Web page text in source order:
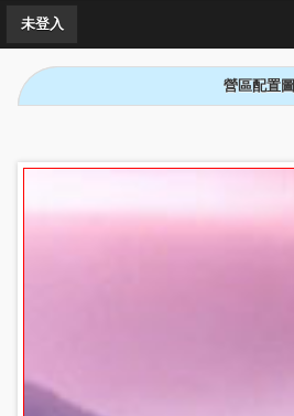
未登入
營區配置圖